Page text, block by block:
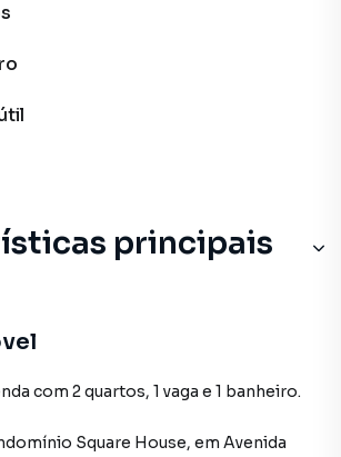
principais
com 2 quartos, 1 vaga e 1 banheiro.
Square House, em Avenida